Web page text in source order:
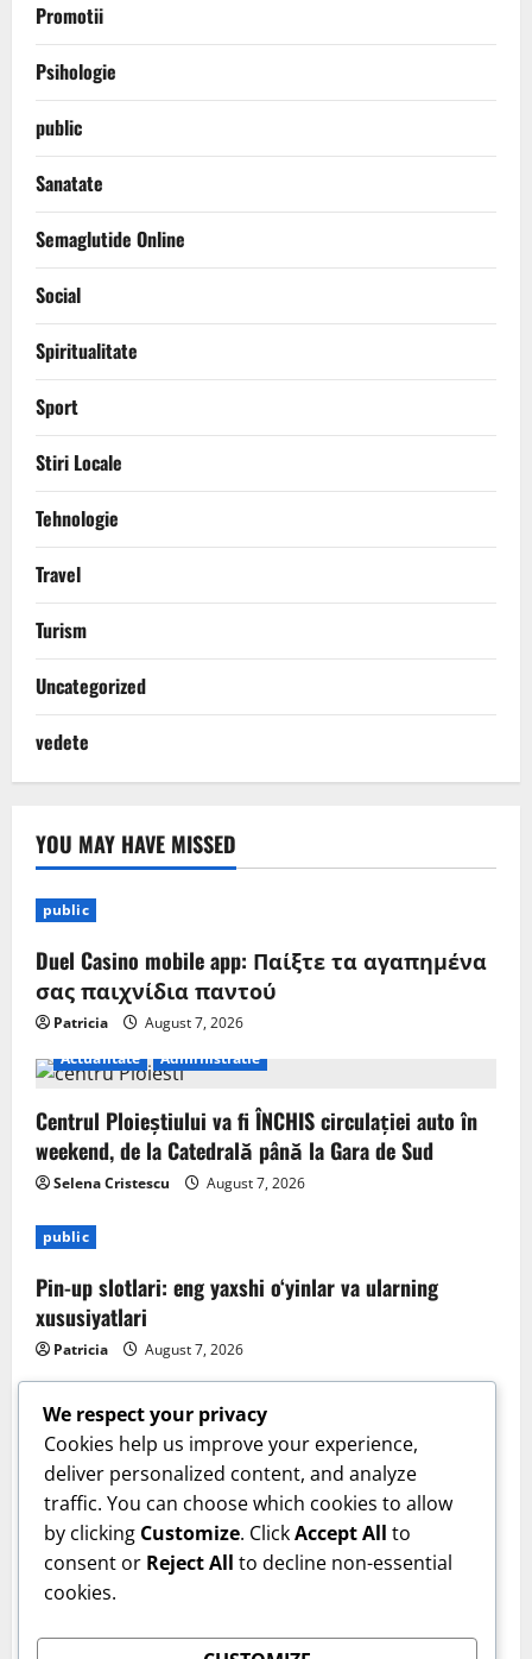
Promotii
Psihologie
public
Sanatate
Semaglutide Online
Social
Spiritualitate
Sport
Stiri Locale
Tehnologie
Travel
Turism
Uncategorized
vedete
YOU MAY HAVE MISSED
public
Duel Casino mobile app: Παίξτε τα αγαπημένα
σας παιχνίδια παντού
Patricia
August 7, 2026
Actualitate
Administratie
Centrul Ploieștiului va fi ÎNCHIS circulației auto în
weekend, de la Catedrală până la Gara de Sud
Selena Cristescu August 7, 2026
public
Pin-up slotlari: eng yaxshi o‘yinlar va ularning
xususiyatlari
Patricia August 7, 2026
Sanatate
Cum îți verifici sănătatea inimii acasă. Tensiunea
arterială care te trimite la medic. Dr. Monica Trofin-
Bănescu (Sanador): Sunt obiceiuri de bun-simț!
We respect your privacy
Cookies help us improve your experience,
deliver personalized content, and analyze
traffic. You can choose which cookies to allow
by clicking Customize. ClickAccept All to
consent or Reject All to decline non-essential
cookies.